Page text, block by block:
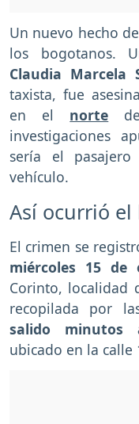
Un nuevo hecho
los bogotanos.
Claudia Marcela
taxista, fue
en el norte
investigaciones
sería el
vehículo.
Así ocurrió
El crimen se
miércoles 15 de
Corinto, localidad
recopilada por
salido minutos
ubicado en la calle